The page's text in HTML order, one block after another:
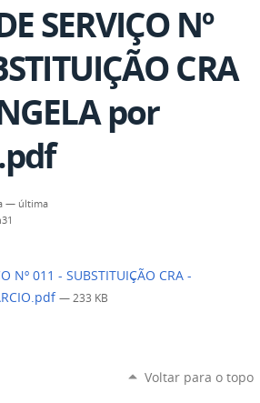
SERVIÇO Nº
CRA
por
— última
Nº 011 - SUBSTITUIÇÃO CRA -
— 233 KB
Voltar para o topo